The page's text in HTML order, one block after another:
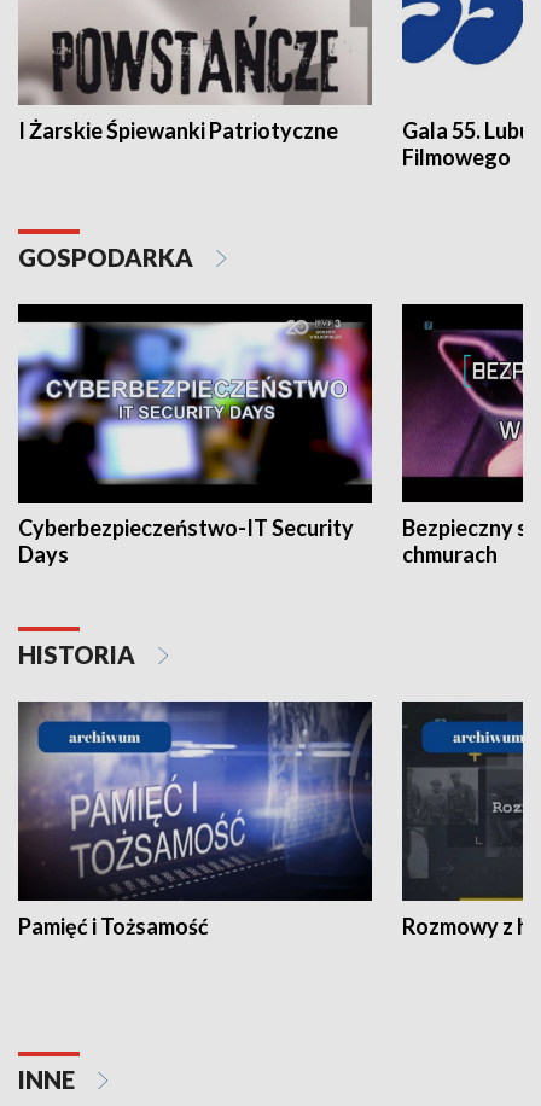
I Żarskie Śpiewanki Patriotyczne
Gala 55.
Filmowego
GOSPODARKA
Cyberbezpieczeństwo-IT Security
Days
Bezpieczny
chmurach
HISTORIA
Pamięć i Tożsamość Rozmowy z
INNE